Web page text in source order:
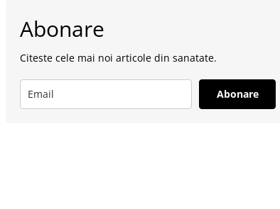
Abonare
Citeste cele mai noi articole din sanatate.
Abonare